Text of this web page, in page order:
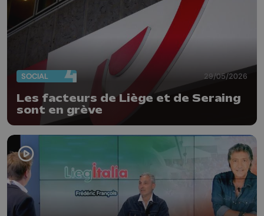
SOCIAL 29/05/2026
Les facteurs de Liège et de Seraing
sont en grève